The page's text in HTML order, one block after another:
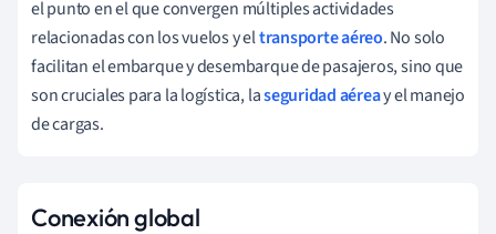
el punto en el que convergen múltiples actividades
relacionadas con los vuelos y eltransporte aéreo. No solo
facilitan el embarque y desembarque de pasajeros, sino que
son cruciales para la logística, laseguridad aéreay el manejo
de cargas.
Conexión global